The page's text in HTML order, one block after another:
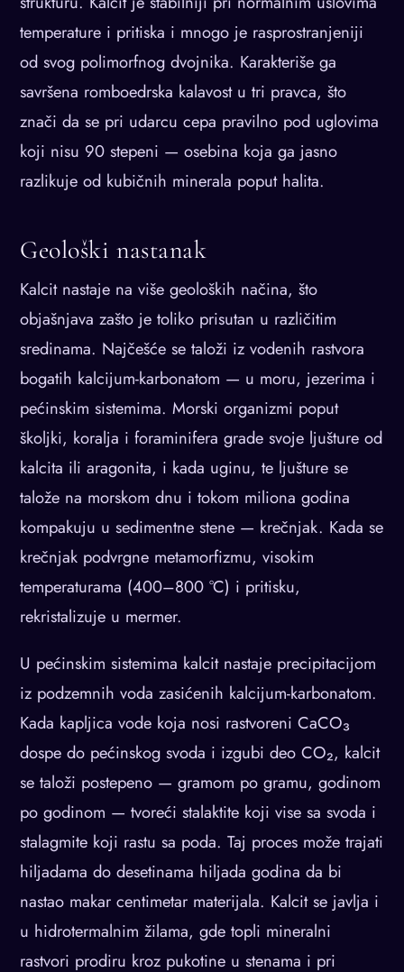
temperature i pritiska i mnogo je rasprostranjeniji
od svog polimorfnog dvojnika. Karakteriše ga
savršena romboedrska kalavost u tri pravca, što
znači da se pri udarcu cepa pravilno pod uglovima
koji nisu 90 stepeni — osebina koja ga jasno
razlikuje od kubičnih minerala poput halita.
Geološki nastanak
Kalcit nastaje na više geoloških načina, što
objašnjava zašto je toliko prisutan u različitim
sredinama. Najčešće se taloži iz vodenih rastvora
bogatih kalcijum-karbonatom — u moru, jezerima i
pećinskim sistemima. Morski organizmi poput
školjki, koralja i foraminifera grade svoje ljušture od
kalcita ili aragonita, i kada uginu, te ljušture se
talože na morskom dnu i tokom miliona godina
kompakuju u sedimentne stene — krečnjak. Kada se
krečnjak podvrgne metamorfizmu, visokim
temperaturama (400–800 °C) i pritisku,
rekristalizuje u mermer.
U pećinskim sistemima kalcit nastaje precipitacijom
iz podzemnih voda zasićenih kalcijum-karbonatom.
Kada kapljica vode koja nosi rastvoreni CaCO₃
dospe do pećinskog svoda i izgubi deo CO₂, kalcit
se taloži postepeno — gramom po gramu, godinom
po godinom — tvoreći stalaktite koji vise sa svoda i
stalagmite koji rastu sa poda. Taj proces može trajati
hiljadama do desetinama hiljada godina da bi
nastao makar centimetar materijala. Kalcit se javlja i
u hidrotermalnim žilama, gde topli mineralni
rastvori prodiru kroz pukotine u stenama i pri